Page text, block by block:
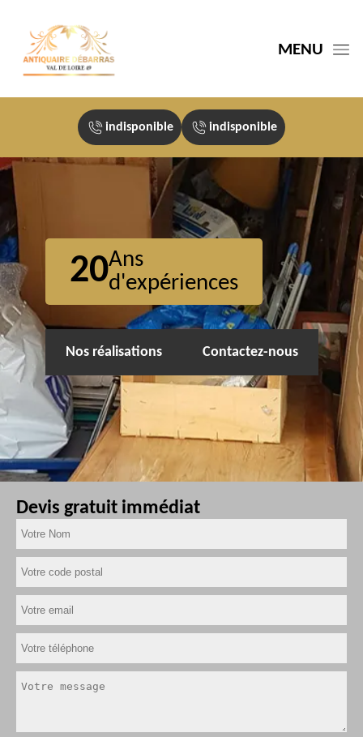
MENU
indisponible indisponible
20Ans
d'expériences
Nos réalisations Contactez-nous
Devis gratuit immédiat